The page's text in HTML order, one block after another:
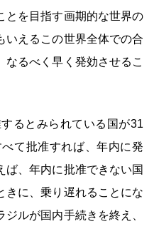
とを目指す画期的な世界の
いえるこの世界全体での合
るべく早く発効させるこ
るとみられている国が31
て批准すれば、年内に発
ば、年内に批准できない国
きに、乗り遅れることにな
ルが国内手続きを終え、